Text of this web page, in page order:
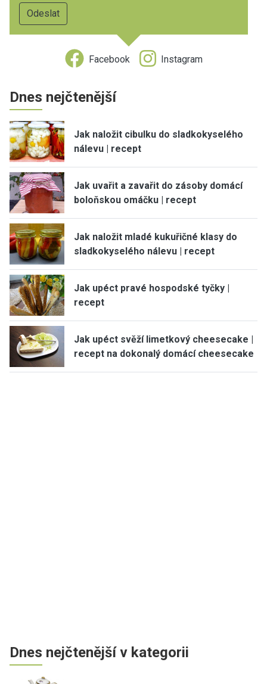
Facebook Instagram
Dnes nejčtenější
Jak naložit cibulku do sladkokyselého
nálevu | recept
Jak uvařit a zavařit do zásoby domácí
boloňskou omáčku | recept
Jak naložit mladé kukuřičné klasy do
sladkokyselého nálevu | recept
Jak upéct pravé hospodské tyčky |
recept
Jak upéct svěží limetkový cheesecake |
recept na dokonalý domácí cheesecake
Dnes nejčtenější v kategorii